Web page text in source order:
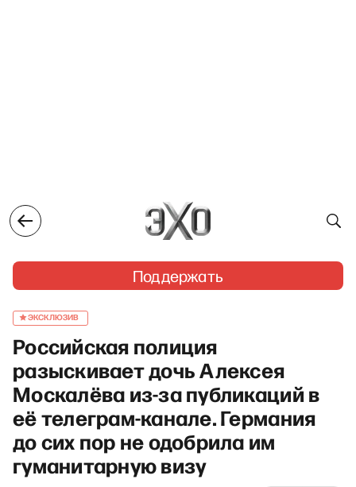
Поддержать
ЭКСКЛЮЗИВ
Российская полиция
разыскивает дочь Алексея
Москалёва из-за публикаций в
её телеграм-канале. Германия
до сих пор не одобрила им
гуманитарную визу